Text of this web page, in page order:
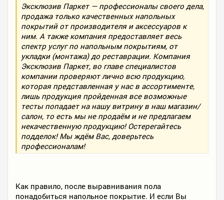
Эксклюзив Паркет — профессионалы своего дела,
продажа только качественных напольных
покрытий от производителя и аксессуаров к
ним. А также компания предоставляет весь
спектр услуг по напольным покрытиям, от
укладки (монтажа) до реставрации. Компания
Эксклюзив Паркет, во главе специалистов
компании проверяют лично всю продукцию,
которая представленная у нас в ассортименте,
лишь продукция пройденная все возможные
тесты попадает на нашу витрину в наш магазин/
салон, то есть мы не продаём и не предлагаем
некачественную продукцию! Остерегайтесь
подделок! Мы ждём Вас, доверьтесь
профессионалам!
Как правило, после выравнивания пола
понадобиться напольное покрытие. И если Вы